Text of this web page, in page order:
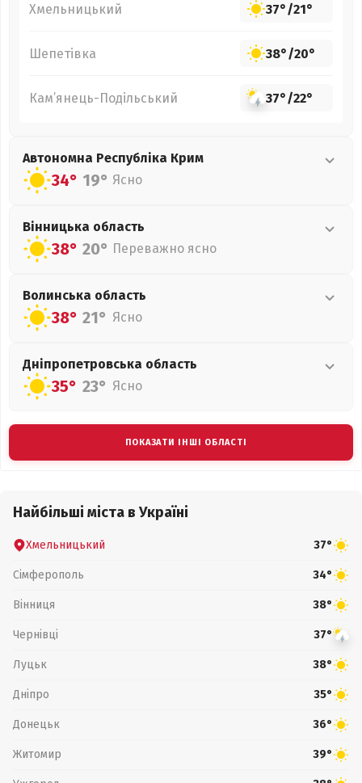
Хмельницький 37°/21°
Шепетівка 38°/20°
Кам’янець-Подільський 37°/22°
Автономна Республіка Крим
34° 19° Ясно
Вінницька область
38° 20° Переважно ясно
Волинська область
38° 21° Ясно
Дніпропетровська область
35° 23° Ясно
ПОКАЗАТИ ІНШІ ОБЛАСТІ
Найбільші міста в Україні
Хмельницький 37°
Сімферополь 34°
Вінниця 38°
Чернівці 37°
Луцьк 38°
Дніпро 35°
Донецьк 36°
Житомир 39°